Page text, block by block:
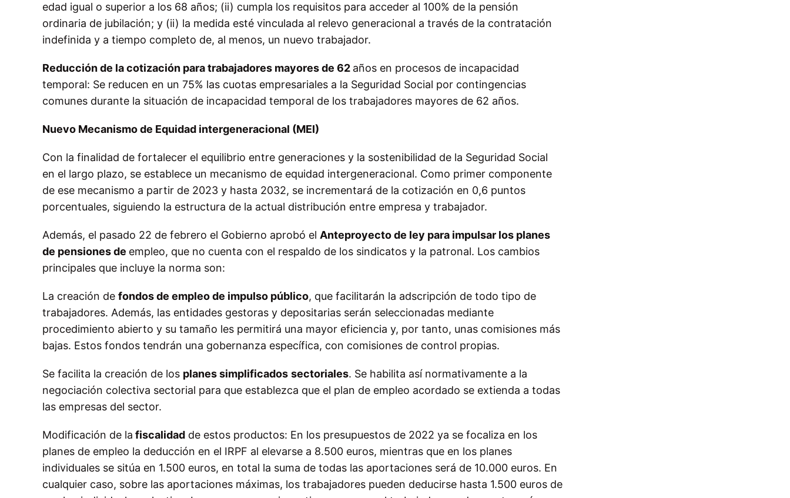
edad igual o superior a los 68 años; (ii) cumpla los requisitos para acceder al 100% de la pensión
ordinaria de jubilación; y (ii) la medida esté vinculada al relevo generacional a través de la contratación
indefinida y a tiempo completo de, al menos, un nuevo trabajador.
Reducción de la cotización para trabajadores mayores de 62 años en procesos de incapacidad
temporal: Se reducen en un 75% las cuotas empresariales a la Seguridad Social por contingencias
comunes durante la situación de incapacidad temporal de los trabajadores mayores de 62 años.
Nuevo Mecanismo de Equidad intergeneracional (MEI)
Con la finalidad de fortalecer el equilibrio entre generaciones y la sostenibilidad de la Seguridad Social
en el largo plazo, se establece un mecanismo de equidad intergeneracional. Como primer componente
de ese mecanismo a partir de 2023 y hasta 2032, se incrementará de la cotización en 0,6 puntos
porcentuales, siguiendo la estructura de la actual distribución entre empresa y trabajador.
Además, el pasado 22 de febrero el Gobierno aprobó el Anteproyecto de ley para impulsar los planes
de pensiones de empleo, que no cuenta con el respaldo de los sindicatos y la patronal. Los cambios
principales que incluye la norma son:
La creación de fondos de empleo de impulso público, que facilitarán la adscripción de todo tipo de
trabajadores. Además, las entidades gestoras y depositarias serán seleccionadas mediante
procedimiento abierto y su tamaño les permitirá una mayor eficiencia y, por tanto, unas comisiones más
bajas. Estos fondos tendrán una gobernanza específica, con comisiones de control propias.
Se facilita la creación de los planes simplificados sectoriales. Se habilita así normativamente a la
negociación colectiva sectorial para que establezca que el plan de empleo acordado se extienda a todas
las empresas del sector.
Modificación de la fiscalidad de estos productos: En los presupuestos de 2022 ya se focaliza en los
planes de empleo la deducción en el IRPF al elevarse a 8.500 euros, mientras que en los planes
individuales se sitúa en 1.500 euros, en total la suma de todas las aportaciones será de 10.000 euros. En
cualquier caso, sobre las aportaciones máximas, los trabajadores pueden deducirse hasta 1.500 euros de